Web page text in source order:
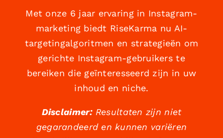
Met onze 6 jaar ervaring in Instagram-
marketing biedt RiseKarma nu AI-
targetingalgoritmen en strategieën om
gerichte Instagram-gebruikers te
bereiken die geïnteresseerd zijn in uw
inhoud en niche.
Disclaimer:Resultaten zijn niet
gegarandeerd en kunnen variëren